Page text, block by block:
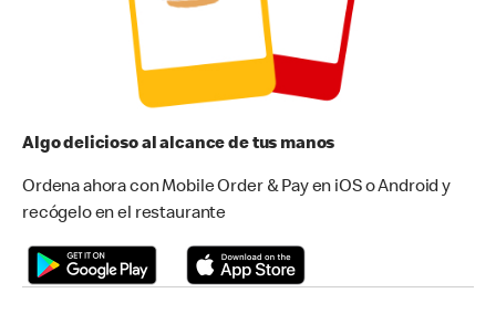
Algo delicioso al alcance de tus manos
Ordena ahora con Mobile Order & Pay en iOS o Android y
recógelo en el restaurante